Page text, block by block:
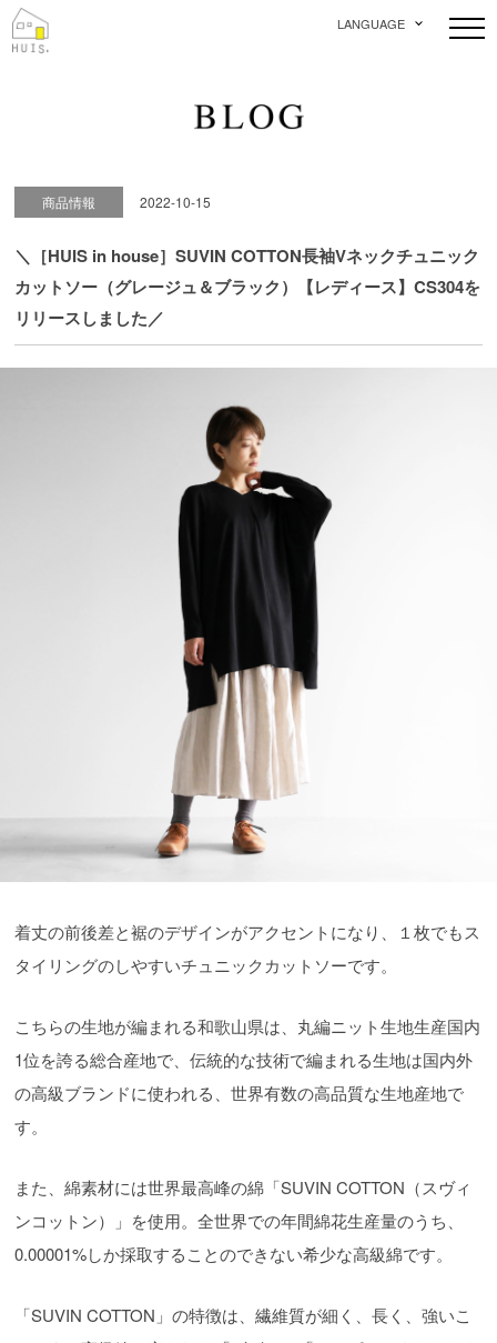
LANGUAGE
商品情報 2022-10-15
＼［HUIS in house］SUVIN COTTON長袖Vネックチュニック
カットソー（グレージュ＆ブラック）【レディース】CS304を
リリースしました／
着丈の前後差と裾のデザインがアクセントになり、１枚でもス
タイリングのしやすいチュニックカットソーです。
こちらの生地が編まれる和歌山県は、丸編ニット生地生産国内
1位を誇る総合産地で、伝統的な技術で編まれる生地は国内外
の高級ブランドに使われる、世界有数の高品質な生地産地で
す。
また、綿素材には世界最高峰の綿「SUVIN COTTON（スヴィ
ンコットン）」を使用。全世界での年間綿花生産量のうち、
0.00001%しか採取することのできない希少な高級綿です。
「SUVIN COTTON」の特徴は、繊維質が細く、長く、強いこ